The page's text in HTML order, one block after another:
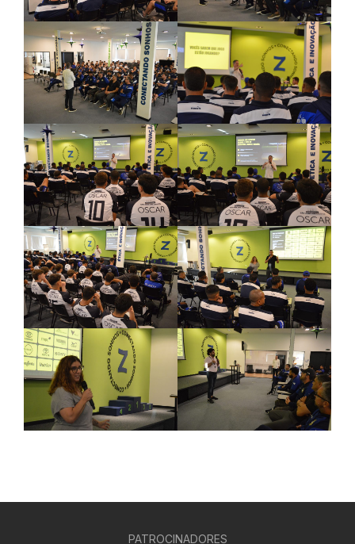
PATROCINADORES